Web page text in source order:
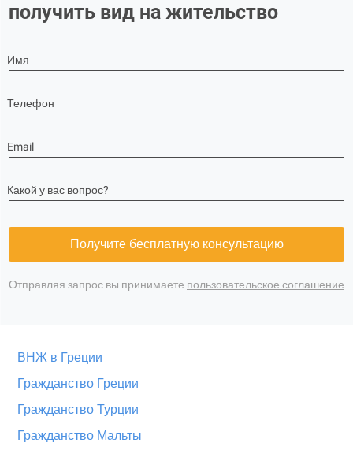
получить вид на жительство
Имя
Телефон
Email
Какой у вас вопрос?
Получите бесплатную консультацию
Отправляя запрос вы принимаете пользовательское соглашение
ВНЖ в Греции
Гражданство Греции
Гражданство Турции
Гражданство Мальты